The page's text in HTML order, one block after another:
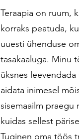
Teraapia on ruum,
korraks peatuda,
uuesti ühenduse
tasakaaluga. Minu
üksnes
aidata inimesel
sisemaailm praegu
kuidas sellest
Tuginen oma töös